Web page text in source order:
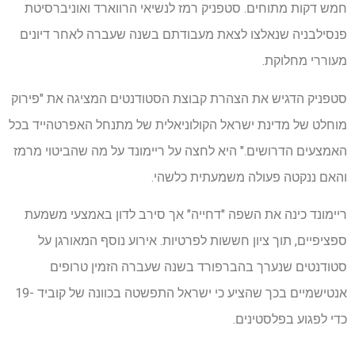
חמש דקות מתוחים. סטפניק רמז לנשיאי הרווארד ואוניברסיטת
פנסילבניה שנאלצו לצאת מעבודתם בשנה שעברה לאחר דיונים
מעוררי מחלוקת.
סטפניק הדגיש את הצהרת קבוצת הסטודנטים המציגה את "פירוק
מוחלט של מדינת ישראל הקולוניאלית של מתנחל האפרטהייד בכל
האמצעים הדרושים." היא לחצה על ריימונד על מה שהביטוי מרמז
והאם ננקטה פעולה משמעתית כלשהי.
ריימונד כינה את השפה "דחייה" אך סירב לדון באמצעי משמעת
ספציפיים, תוך ציון חששות לפרטיות. אירוע נוסף המאורגן על
סטודנטים שנערך בהברפורד בשנה שעברה הזמין טרופים
אנטישמיים בכך שהציע כי ישראל התפשטה בכוונה של קוביד -19
כדי לפגוע בפלסטינים.